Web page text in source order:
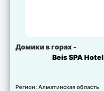
Домики в горах -
Beis SPA Hotel
Регион: Алматинская область